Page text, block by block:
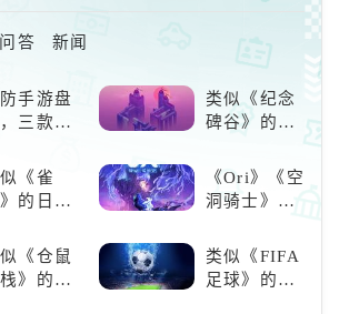
问答 新闻
手游盘
三款不
作
类似《纪念
碑谷》的解
荐：体验沉
浸式解谜，
《雀
的日系
的ACG
娘们等
《Ori》《空
洞骑士》
胞》横向对
比，不知道
《仓鼠
》的萌
类似《FIFA
足球》的足